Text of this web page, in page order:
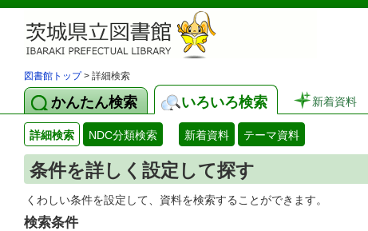
図書館トップ> 詳細検索
かんたん検索 いろいろ検索 新着資料
詳細検索 NDC分類検索 新着資料 テーマ資料
条件を詳しく設定して探す
くわしい条件を設定して、資料を検索することができます。
検索条件